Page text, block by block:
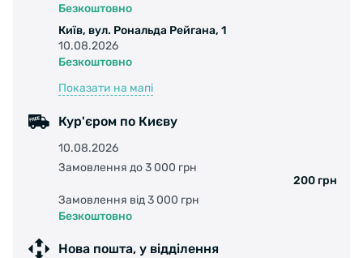
Безкоштовно
Київ, вул. Рональда Рейгана, 1
10.08.2026
Безкоштовно
Показати на мапі
Кур'єром по Києву
10.08.2026
Замовлення до 3 000 грн
200 грн
Замовлення від 3 000 грн
Безкоштовно
Нова пошта, у відділення